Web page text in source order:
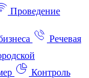
Проведение
Речевая
Контроль